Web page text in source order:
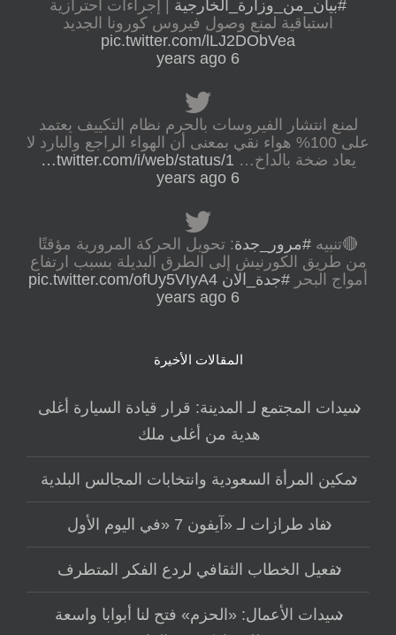
#بيان_من_وزارة_الخارجية | إجراءات احترازية
استباقية لمنع وصول فيروس كورونا الجديد
pic.twitter.com/lLJ2DObVea
6 years ago
لمنع انتشار الفيروسات بالحرم نظام التكييف يعتمد
على 100% هواء نقي بمعنى أن الهواء الراجع والبارد لا
يعاد ضخة بالداخ… twitter.com/i/web/status/1…
6 years ago
🔴تنبيه #مرور_جدة: تحويل الحركة المرورية مؤقتًا
من طريق الكورنيش إلى الطرق البديلة بسبب ارتفاع
أمواج البحر #جدة_الان pic.twitter.com/ofUy5VIyA4
6 years ago
المقالات الأخيرة
سيدات المجتمع لـ المدينة: قرار قيادة السيارة أغلى
هدية من أغلى ملك
تمكين المرأة السعودية وانتخابات المجالس البلدية
نفاد طرازات لـ «آيفون 7 «في اليوم الأول
تفعيل الخطاب الثقافي لردع الفكر المتطرف
سيدات الأعمال: «الحزم» فتح لنا أبوابا واسعة